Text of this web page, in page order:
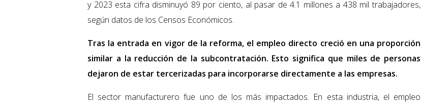
y 2023 esta cifra disminuyó 89 por ciento, al pasar de 4.1 millones a 438 mil trabajadores,
según datos de los Censos Económicos.
Tras la entrada en vigor de la reforma, el empleo directo creció en una proporción
similar a la reducción de la subcontratación. Esto significa que miles de personas
dejaron de estar tercerizadas para incorporarse directamente a las empresas.
El sector manufacturero fue uno de los más impactados. En esta industria, el empleo